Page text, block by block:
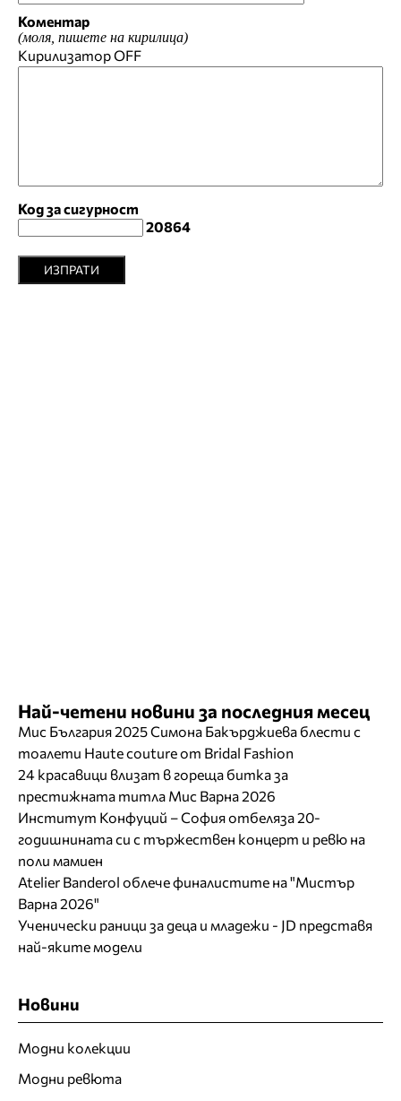
Коментар
(моля, пишете на кирилица)
КирилизаторOFF
Код за сигурност
20864
ИЗПРАТИ
Най-четени новини за последния месец
Мис България 2025 Симона Бакърджиева блести с
тоалети Haute couture от Bridal Fashion
24 красавици влизат в гореща битка за
престижната титла Мис Варна 2026
Институт Конфуций – София отбеляза 20-
годишнината си с тържествен концерт и ревю на
поли мамиен
Atelier Banderol облече финалистите на "Мистър
Варна 2026"
Ученически раници за деца и младежи - JD представя
най-яките модели
Новини
Модни колекции
Модни ревюта